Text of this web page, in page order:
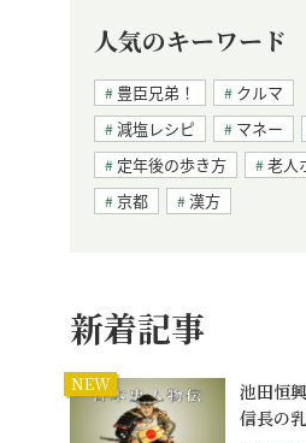
人気のキーワード
豊臣兄弟！
クルマ
減塩レシピ
マネー
定年後の歩き方
老人
京都
漢方
新着記事
NEW
池田恒
信長の